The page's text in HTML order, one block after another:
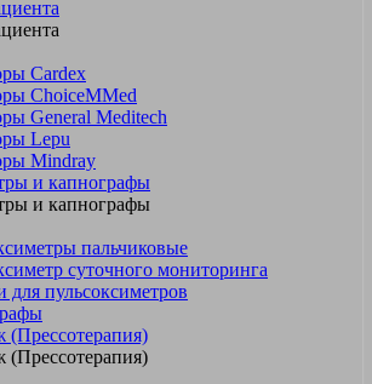
Cardex
ChoiceMMed
General Meditech
Lepu
Mindray
и капнографы
и капнографы
пальчиковые
суточного мониторинга
для пульсоксиметров